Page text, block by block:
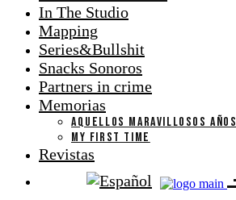
In The Studio
Mapping
Series&Bullshit
Snacks Sonoros
Partners in crime
Memorias
AQUELLOS MARAVILLOSOS AÑOS
MY FIRST TIME
Revistas